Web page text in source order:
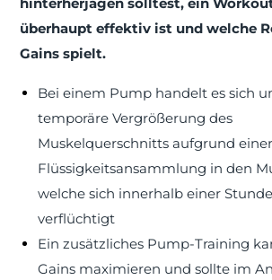
überhaupt effektiv ist und welche
Gains spielt.
Bei einem Pump handelt es sich
temporäre Vergrößerung des
Muskelquerschnitts aufgrund einer
Flüssigkeitsansammlung in den
welche sich innerhalb einer
verflüchtigt
Ein zusätzliches Pump-Training
Gains maximieren und sollte im